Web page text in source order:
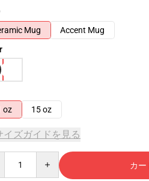
Mug
Accent Mug
oz
15 oz
イズガイドを見る
カー